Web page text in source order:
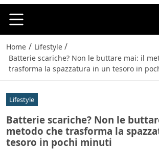
Home / Lifestyle /
Batterie scariche? Non le buttare mai: il
trasforma la spazzatura in un tesoro in
Lifestyle
Batterie scariche? Non le
metodo che trasforma la
tesoro in pochi minuti